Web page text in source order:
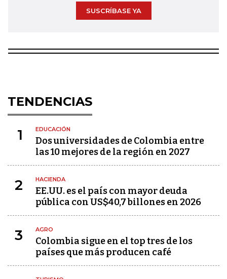
SUSCRÍBASE YA
TENDENCIAS
1 EDUCACIÓN
Dos universidades de Colombia entre
las 10 mejores de la región en 2027
2 HACIENDA
EE.UU. es el país con mayor deuda
pública con US$40,7 billones en 2026
3 AGRO
Colombia sigue en el top tres de los
países que más producen café